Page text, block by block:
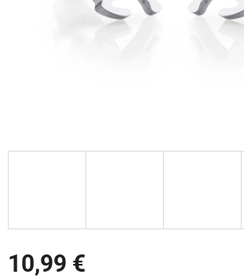
10,99 €